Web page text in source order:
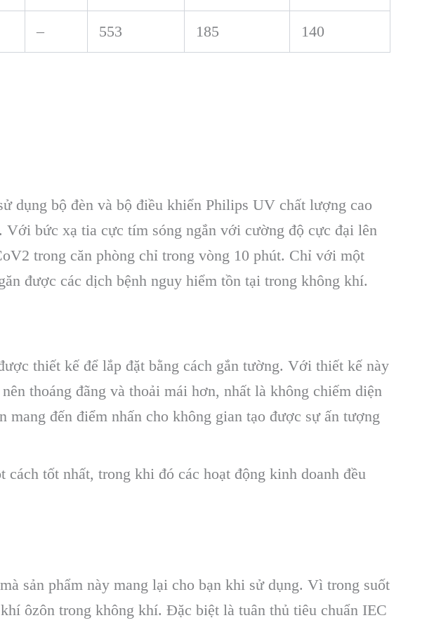
– 553 185 140
dụng bộ đèn và bộ điều khiển Philips UV chất lượng cao
bức xạ tia cực tím sóng ngắn với cường độ cực đại lên
trong căn phòng chỉ trong vòng 10 phút. Chỉ với một
được các dịch bệnh nguy hiểm tồn tại trong không khí.
thiết kế để lắp đặt bằng cách gắn tường. Với thiết kế này
thoáng đãng và thoải mái hơn, nhất là không chiếm diện
đến điểm nhấn cho không gian tạo được sự ấn tượng
tốt nhất, trong khi đó các hoạt động kinh doanh đều
sản phẩm này mang lại cho bạn khi sử dụng. Vì trong suốt
ôzôn trong không khí. Đặc biệt là tuân thủ tiêu chuẩn IEC